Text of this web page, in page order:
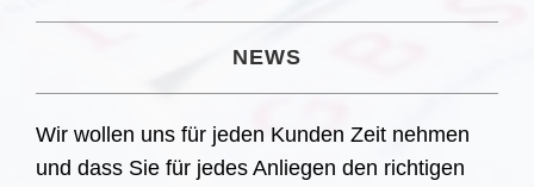
NEWS
Wir wollen uns für jeden Kunden Zeit nehmen
und dass Sie für jedes Anliegen den richtigen